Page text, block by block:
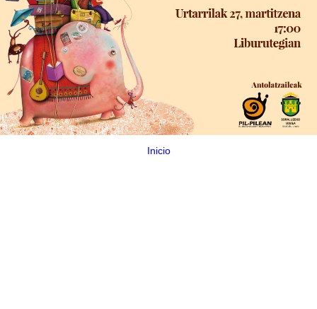
Inicio